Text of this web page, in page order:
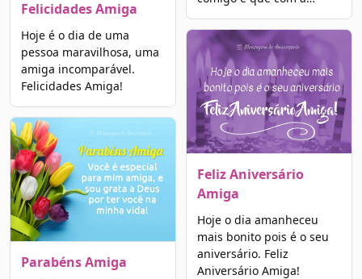
Felicidades Amiga
Hoje é o dia de uma
pessoa maravilhosa, uma
amiga incomparável.
Felicidades Amiga!
Parabéns Amiga
Feliz Aniversário
Amiga
Hoje o dia amanheceu
mais bonito pois é o seu
aniversário. Feliz
Aniversário Amiga!